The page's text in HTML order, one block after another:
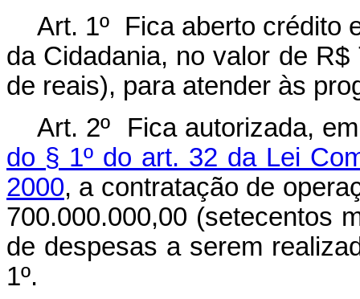
Art. 1º Fica aberto crédito
da Cidadania, no valor de
de reais), para atender às
Art. 2º Fica autorizada,
do § 1º do art. 32 da Lei
2000, a contratação de
700.000.000,00 (setecentos
de despesas a serem
1º.